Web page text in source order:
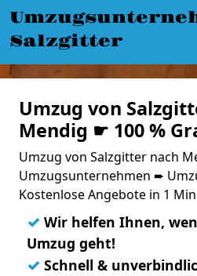
Salzgitter
Umzug von
Mendig ☛ 100 %
Umzug von Salzgitter nach
Umzugsunternehmen ➨
Kostenlose Angebote in 1
✓ Wir helfen Ihnen,
Umzug geht!
✓ Schnell &